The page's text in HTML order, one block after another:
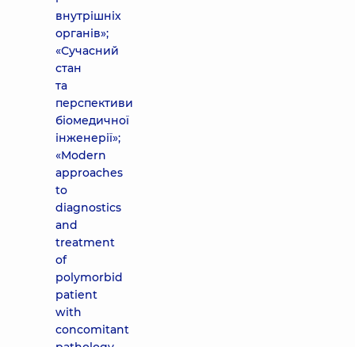
внутрішніх
органів»;
«Сучасний
стан
та
перспективи
біомедичної
інженерії»;
«Modern
approaches
to
diagnostics
and
treatment
of
polymorbid
patient
with
concomitant